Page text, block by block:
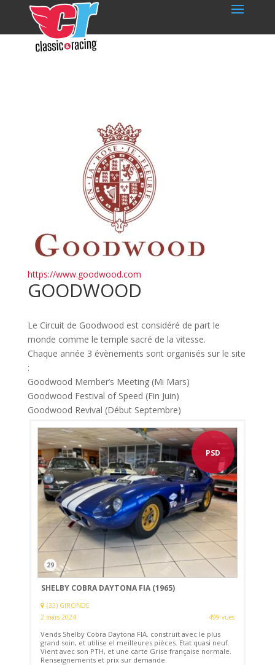
https://www.goodwood.com
GOODWOOD
Le Circuit de Goodwood est considéré de part le
monde comme le temple sacré de la vitesse.
Chaque année 3 évènements sont organisés sur le site
:
Goodwood Member’s Meeting (Mi Mars)
Goodwood Festival of Speed (Fin Juin)
Goodwood Revival (Début Septembre)
PSD
29
SHELBY COBRA DAYTONA FIA (1965)
(33) GIRONDE
2 mars 2024
499 vues
Vends Shelby Cobra Daytona FIA. construit avec le plus
grand soin, et utilise el meilleures pièces. Etat quasi neuf.
Vient avec son PTH, et une carte Grise française normale.
Renseignements et prix sur demande.